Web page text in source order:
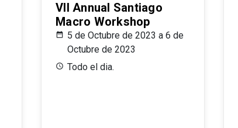
VII Annual Santiago
Macro Workshop
5 de Octubre de 2023 a 6 de
Octubre de 2023
Todo el dia.